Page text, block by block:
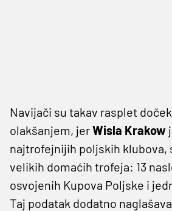
Navijači su takav rasplet
olakšanjem, jerWisla Krakow
najtrofejnijih poljskih klubova,
velikih domaćih trofeja: 13
osvojenih Kupova Poljske i
Taj podatak dodatno